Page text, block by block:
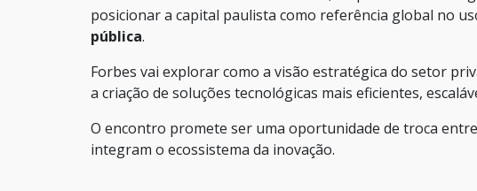
posicionar a capital paulista como referência global no
pública.
Forbes vai explorar como a visão estratégica do setor
a criação de soluções tecnológicas mais eficientes,
O encontro promete ser uma oportunidade de troca
integram o ecossistema da inovação.